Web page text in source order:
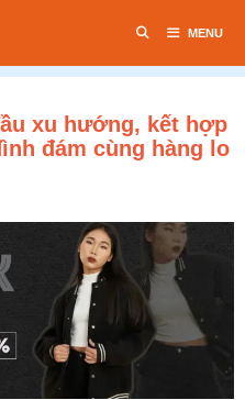
MENU
xu hướng, kết hợp
đám cùng hàng lo